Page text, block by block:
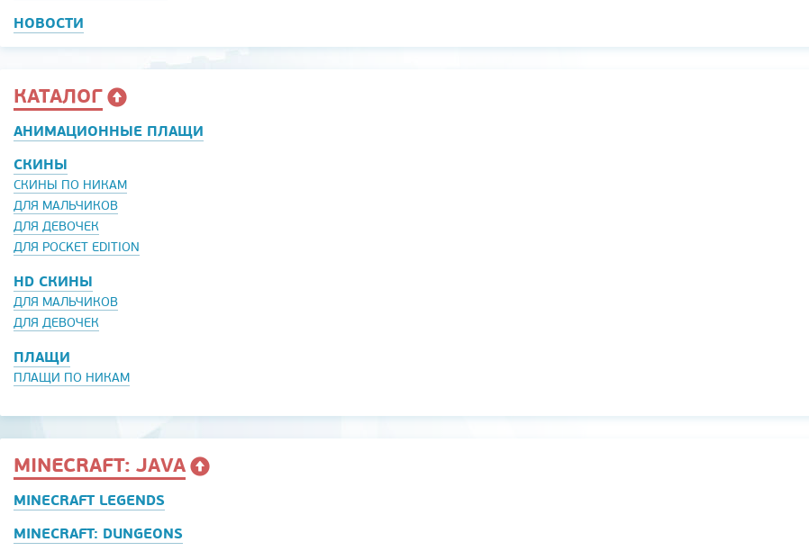
НОВОСТИ
КАТАЛОГ
АНИМАЦИОННЫЕ ПЛАЩИ
СКИНЫ
СКИНЫ ПО НИКАМ
ДЛЯ МАЛЬЧИКОВ
ДЛЯ ДЕВОЧЕК
ДЛЯ POCKET EDITION
HD СКИНЫ
ДЛЯ МАЛЬЧИКОВ
ДЛЯ ДЕВОЧЕК
ПЛАЩИ
ПЛАЩИ ПО НИКАМ
MINECRAFT: JAVA
MINECRAFT LEGENDS
MINECRAFT: DUNGEONS